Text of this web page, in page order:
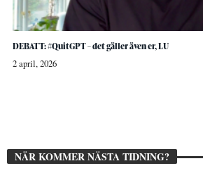
DEBATT: #QuitGPT – det gäller även er, LU
2 april, 2026
NÄR KOMMER NÄSTA TIDNING?